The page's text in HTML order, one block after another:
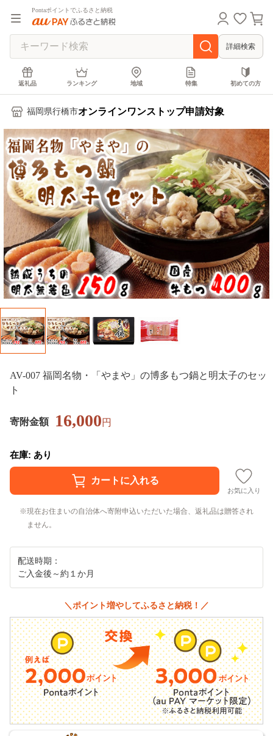
Pontaポイントでふるさと納税
詳細検索
返礼品 ランキング 地域 特集 初めての方
福岡県行橋市オンラインワンストップ申請対象
AV-007 福岡名物・「やまや」の博多もつ鍋と明太子のセッ
ト
寄附金額 16,000円
在庫: あり
お気に入り
現在お住まいの自治体へ寄附申込いただいた場合、返礼品は贈答され
ません。
配送時期：
ご入金後～約１か月
＼ポイント増やしてふるさと納税！／